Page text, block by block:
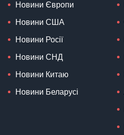
Новини Європи
Новини США
Новини Росії
Новини СНД
Новини Китаю
Новини Беларусі